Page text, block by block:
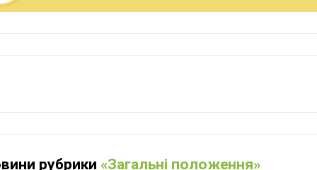
рубрики «Загальні положення»